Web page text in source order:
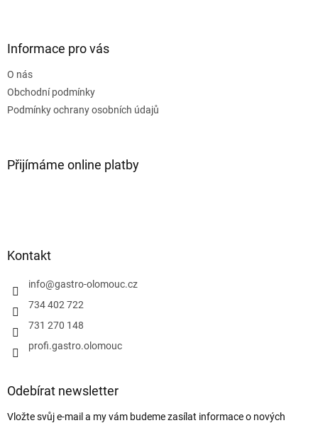
Informace pro vás
O nás
Obchodní podmínky
Podmínky ochrany osobních údajů
Přijímáme online platby
Kontakt
info@gastro-olomouc.cz
734 402 722
731 270 148
profi.gastro.olomouc
Odebírat newsletter
Vložte svůj e-mail a my vám budeme zasílat informace o nových